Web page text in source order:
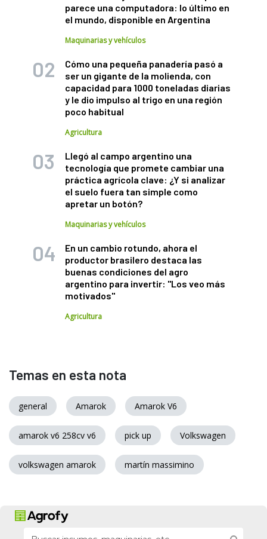
parece una computadora: lo último en
el mundo, disponible en Argentina
Maquinarias y vehículos
Cómo una pequeña panadería pasó a
ser un gigante de la molienda, con
capacidad para 1000 toneladas diarias
y le dio impulso al trigo en una región
poco habitual
Agricultura
Llegó al campo argentino una
tecnología que promete cambiar una
práctica agrícola clave: ¿Y si analizar
el suelo fuera tan simple como
apretar un botón?
Maquinarias y vehículos
En un cambio rotundo, ahora el
productor brasilero destaca las
buenas condiciones del agro
argentino para invertir: "Los veo más
motivados"
Agricultura
Temas en esta nota
general Amarok Amarok V6
amarok v6 258cv v6 pick up Volkswagen
volkswagen amarok martín massimino